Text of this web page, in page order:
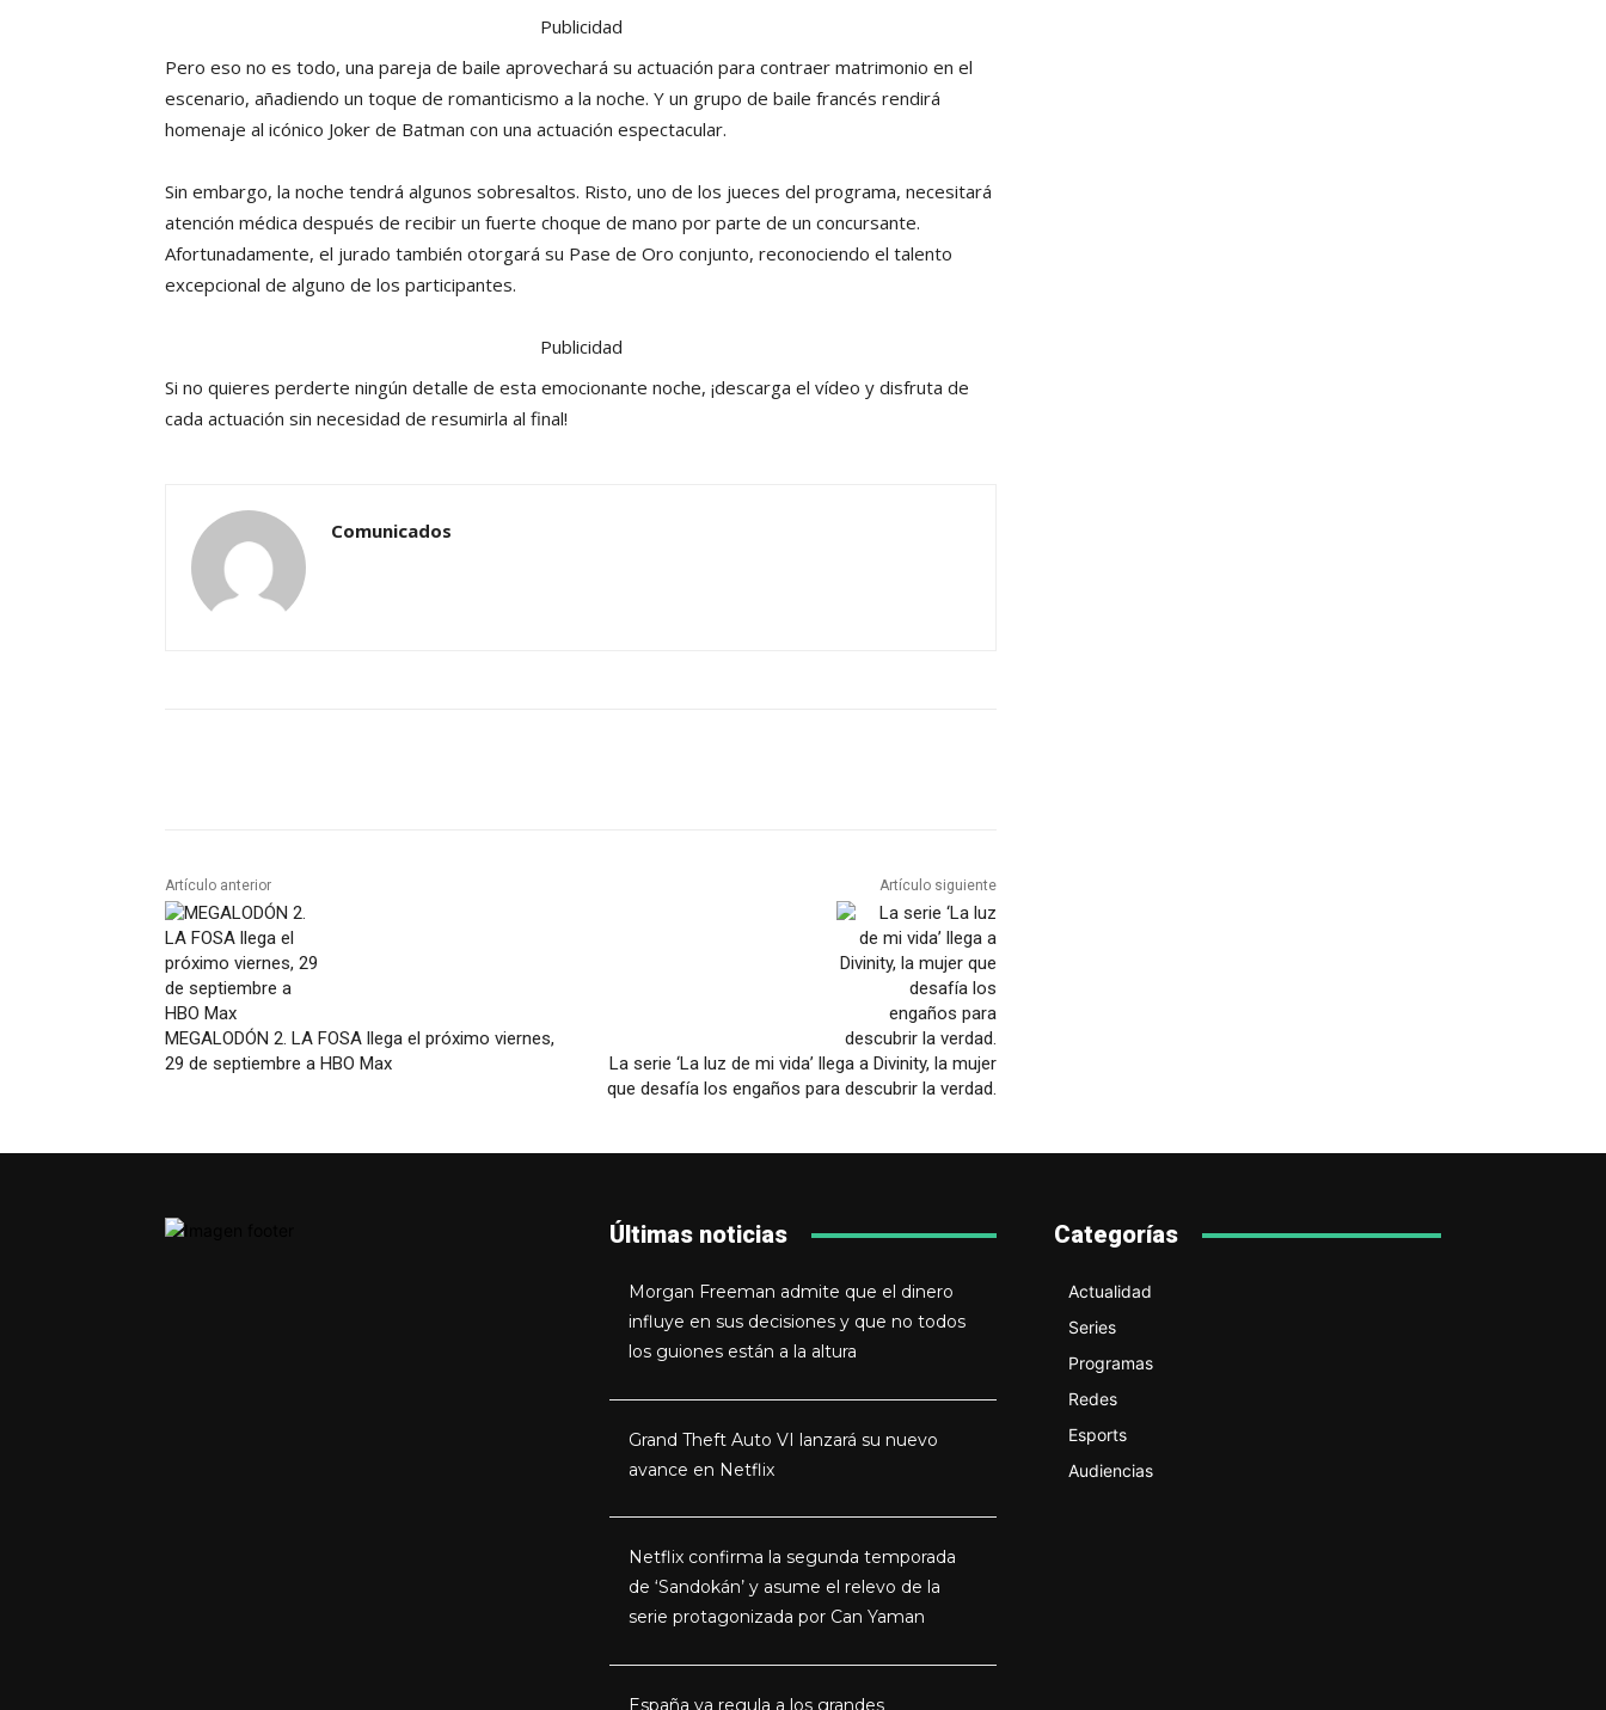
Publicidad
Pero eso no es todo, una pareja de baile aprovechará su actuación para contraer matrimonio en el
escenario, añadiendo un toque de romanticismo a la noche. Y un grupo de baile francés rendirá
homenaje al icónico Joker de Batman con una actuación espectacular.
Sin embargo, la noche tendrá algunos sobresaltos. Risto, uno de los jueces del programa, necesitará
atención médica después de recibir un fuerte choque de mano por parte de un concursante.
Afortunadamente, el jurado también otorgará su Pase de Oro conjunto, reconociendo el talento
excepcional de alguno de los participantes.
Publicidad
Si no quieres perderte ningún detalle de esta emocionante noche, ¡descarga el vídeo y disfruta de
cada actuación sin necesidad de resumirla al final!
Comunicados
Artículo anterior
MEGALODÓN 2. LA FOSA llega el próximo viernes,
29 de septiembre a HBO Max
Artículo siguiente
La serie ‘La luz de mi vida’ llega a Divinity, la mujer
que desafía los engaños para descubrir la verdad.
Últimas noticias
Morgan Freeman admite que el dinero
influye en sus decisiones y que no todos
los guiones están a la altura
Grand Theft Auto VI lanzará su nuevo
avance en Netflix
Netflix confirma la segunda temporada
de ‘Sandokán’ y asume el relevo de la
serie protagonizada por Can Yaman
España ya regula a los grandes
Categorías
Actualidad
Series
Programas
Redes
Esports
Audiencias